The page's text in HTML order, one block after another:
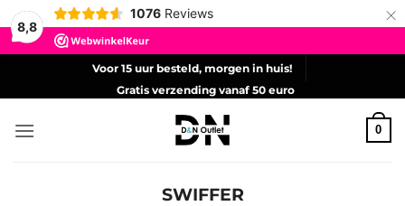
8,8
1076 Reviews ×
Voor 15 uur besteld, morgen in huis!
Gratis verzending vanaf 50 euro
0
SWIFFER